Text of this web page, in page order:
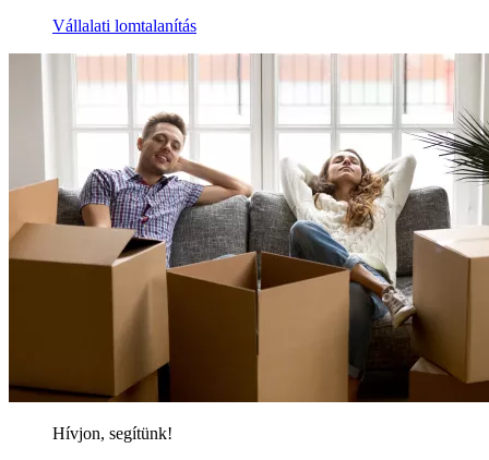
Vállalati lomtalanítás
Hívjon, segítünk!